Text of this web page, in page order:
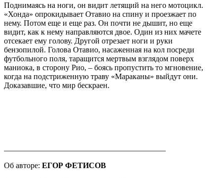
Поднимаясь на ноги, он видит летящий на него мотоцикл.
«Хонда» опрокидывает Отавио на спину и проезжает по
нему. Потом еще и еще раз. Он почти не дышит, но еще
видит, как к нему направляются двое. Один из них мачете
отсекает ему голову. Другой отрезает ноги и руки
бензопилой. Голова Отавио, насаженная на кол посреди
футбольного поля, таращится мертвым взглядом поверх
маниока, в сторону Рио, – боясь пропустить то мгновение,
когда на подстриженную траву «Мараканы» выйдут они.
Доказавшие, что мир бескраен.
Об авторе: ЕГОР ФЕТИСОВ